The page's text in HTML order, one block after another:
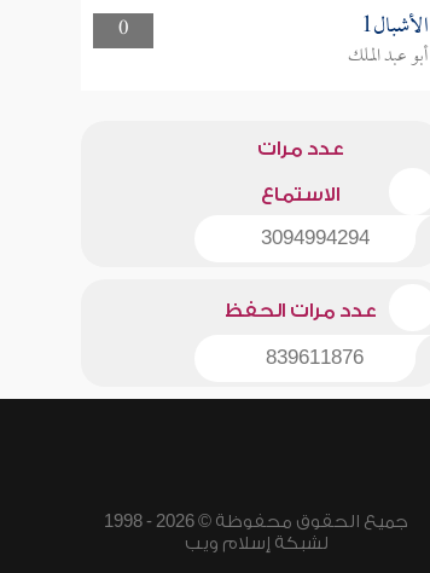
0
الأشبال1
أبو عبد الملك
عدد مرات
الاستماع
3094994294
عدد مرات الحفظ
839611876
جميع الحقوق محفوظة © 2026 - 1998
لشبكة إسلام ويب